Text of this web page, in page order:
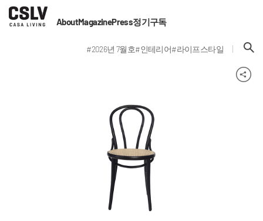
AboutMagazinePress정기구독
#2026년 7월호#인테리어#라이프스타일